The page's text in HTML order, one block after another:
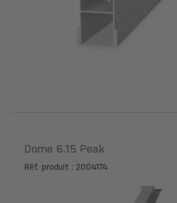
Dome 6.15 Peak
Réf. produit : 2004174